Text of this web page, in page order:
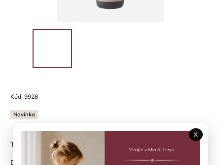
Kód: 9928
Novinka
Termoska so slamkou 350 ml Cream Beige AYA&IDA
Detailné informácie
X